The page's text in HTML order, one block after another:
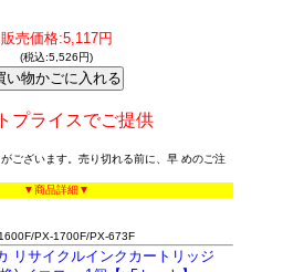
販売価格:5,117円
(税込:5,526円)
プライスでご提供
ございます。売り切れる前に、早 めのご注
▼商品詳細▼
PX-1700F/PX-673F
リサイクルインクカートリッジ